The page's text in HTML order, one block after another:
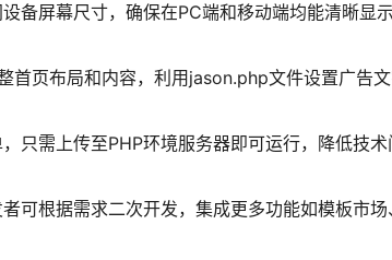
备屏幕尺寸，确保在PC端和移动端均能清晰显
页布局和内容，利用jason.php文件设置广告文
只需上传至PHP环境服务器即可运行，降低技
可根据需求二次开发，集成更多功能如模板市